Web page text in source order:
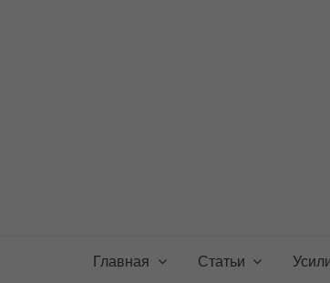
Главная Статьи